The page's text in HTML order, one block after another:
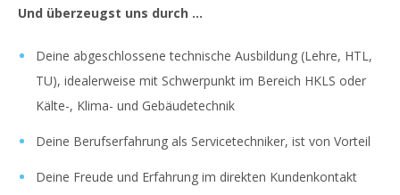
Und überzeugst uns durch …
Deine abgeschlossene technische Ausbildung (Lehre, HTL,
TU), idealerweise mit Schwerpunkt im Bereich HKLS oder
Kälte-, Klima- und Gebäudetechnik
Deine Berufserfahrung als Servicetechniker, ist von Vorteil
Deine Freude und Erfahrung im direkten Kundenkontakt